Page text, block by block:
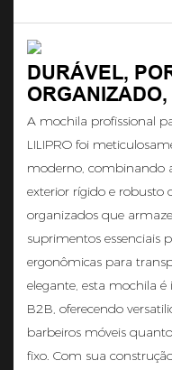
DURÁVEL,
A mochila profissional
LILIPRO foi
moderno, combinando
exterior rígido e robusto
organizados que
suprimentos essenciais
ergonômicas para
elegante, esta mochila é
B2B, oferecendo
barbeiros móveis
fixo. Com sua